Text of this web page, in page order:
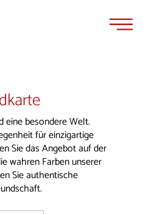
eine besondere Welt.
für einzigartige
Sie das Angebot auf der
wahren Farben unserer
Sie authentische